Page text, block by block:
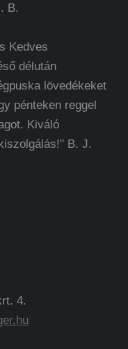
B.
Kedves
délután
lövedékeket
pénteken reggel
Kiváló
B. J.
4.